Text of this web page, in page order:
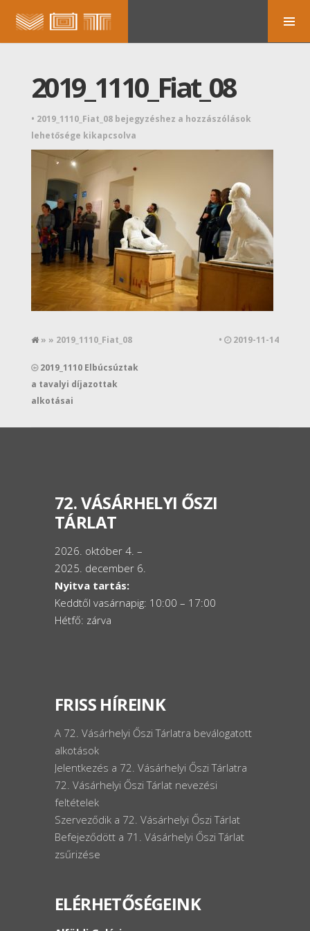
2019_1110_Fiat_08
• 2019_1110_Fiat_08 bejegyzéshez a hozzászólások
lehetősége kikapcsolva
» » 2019_1110_Fiat_08 • 2019-11-14
2019_1110 Elbúcsúztak
a tavalyi díjazottak
alkotásai
72. VÁSÁRHELYI ŐSZI
TÁRLAT
2026. október 4. –
2025. december 6.
Nyitva tartás:
Keddtől vasárnapig: 10:00 – 17:00
Hétfő: zárva
FRISS HÍREINK
A 72. Vásárhelyi Őszi Tárlatra beválogatott
alkotások
Jelentkezés a 72. Vásárhelyi Őszi Tárlatra
72. Vásárhelyi Őszi Tárlat nevezési
feltételek
Szerveződik a 72. Vásárhelyi Őszi Tárlat
Befejeződött a 71. Vásárhelyi Őszi Tárlat
zsűrizése
ELÉRHETŐSÉGEINK